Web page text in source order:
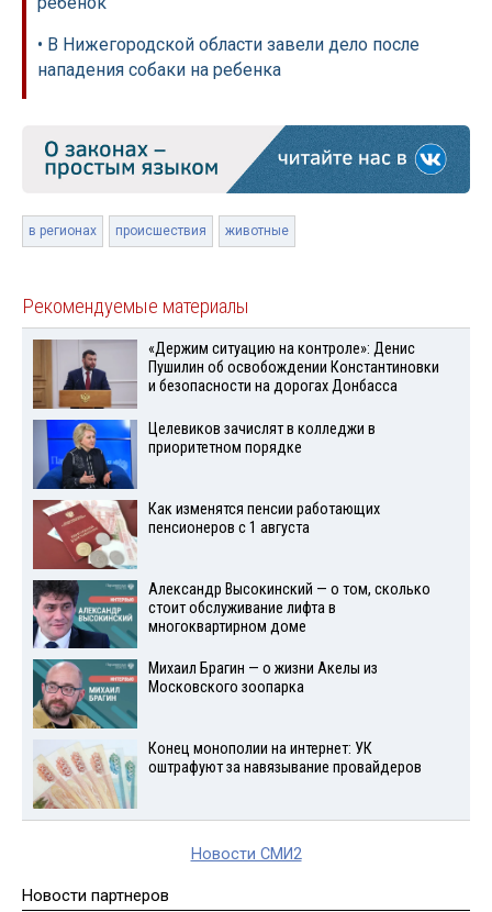
• В Нижегородской области завели дело после
нападения собаки на ребенка
в регионах происшествия животные
Рекомендуемые материалы
«Держим ситуацию на контроле»: Денис
Пушилин об освобождении Константиновки
и безопасности на дорогах Донбасса
Целевиков зачислят в колледжи в
приоритетном порядке
Как изменятся пенсии работающих
пенсионеров с 1 августа
Александр Высокинский — о том, сколько
стоит обслуживание лифта в
многоквартирном доме
Михаил Брагин — о жизни Акелы из
Московского зоопарка
Конец монополии на интернет: УК
оштрафуют за навязывание провайдеров
Новости СМИ2
Новости партнеров